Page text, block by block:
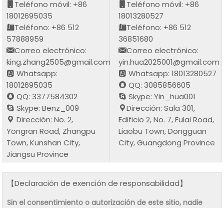
Teléfono móvil: +86
18012695035
Teléfono: +86 512
57888959
Correo electrónico:
king.zhang2505@gmail.com
Whatsapp:
18012695035
QQ: 3377584302
Skype: Benz_009
Dirección: No. 2,
Yongran Road, Zhangpu
Town, Kunshan City,
Jiangsu Province
Teléfono móvil: +86
18013280527
Teléfono: +86 512
36851680
Correo electrónico:
yin.hua2025001@gmail.com
Whatsapp: 18013280527
QQ: 3085856605
Skype: Yin_hua001
Dirección: Sala 301,
Edificio 2, No. 7, Fulai Road,
Liaobu Town, Dongguan
City, Guangdong Province
【Declaración de exención de responsabilidad】
Sin el consentimiento o autorización de este sitio, nadie